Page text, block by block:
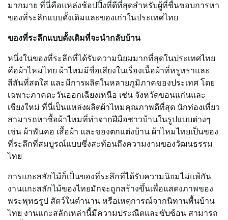
มากมาย ที่นี่คือแหล่งช้อปปิ้งที่ดีที่สุดสำหรับผู้ที่ชื่นชอบการหา
ของที่ระลึกแบบดั้งเดิมและของเก่าในประเทศไทย
ของที่ระลึกแบบดั้งเดิมที่จะนำกลับบ้าน
หนึ่งในของที่ระลึกที่ได้รับความนิยมมากที่สุดในประเทศไทย
คือผ้าไหมไทย ผ้าไหมมีชื่อเสียงในเรื่องเนื้อผ้าที่หรูหราและ
สีสันที่สดใส และมีการผลิตในหลายภูมิภาคของประเทศ โดย
เฉพาะภาคตะวันออกเฉียงเหนือ เช่น จังหวัดขอนแก่นและ
เชียงใหม่ ที่นี่เป็นแหล่งผลิตผ้าไหมคุณภาพดีที่สุด นักท่องเที่ยว
สามารถหาซื้อผ้าไหมที่ทำจากฝีมือชาวบ้านในรูปแบบต่างๆ
เช่น ผ้าพันคอ เสื้อผ้า และของตกแต่งบ้าน ผ้าไหมไทยเป็นของ
ที่ระลึกที่สมบูรณ์แบบซึ่งสะท้อนถึงความงามของวัฒนธรรม
ไทย
การแกะสลักไม้ก็เป็นของที่ระลึกที่ได้รับความนิยมไม่แพ้กัน
งานแกะสลักไม้ของไทยมักจะถูกสร้างขึ้นเพื่อแสดงภาพของ
พระพุทธรูป สัตว์ในตำนาน หรือเหตุการณ์จากนิทานพื้นบ้าน
ไทย งานแกะสลักเหล่านี้มีความประณีตและซับซ้อน สามารถ